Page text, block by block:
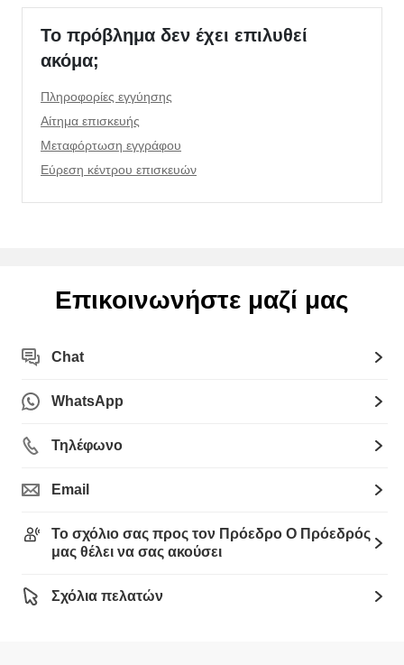
Το πρόβλημα δεν έχει επιλυθεί
ακόμα;
Πληροφορίες εγγύησης
Αίτημα επισκευής
Μεταφόρτωση εγγράφου
Εύρεση κέντρου επισκευών
Επικοινωνήστε μαζί μας
Chat
WhatsApp
Τηλέφωνο
Email
Το σχόλιο σας προς τον Πρόεδρο Ο Πρόεδρός
μας θέλει να σας ακούσει
Σχόλια πελατών